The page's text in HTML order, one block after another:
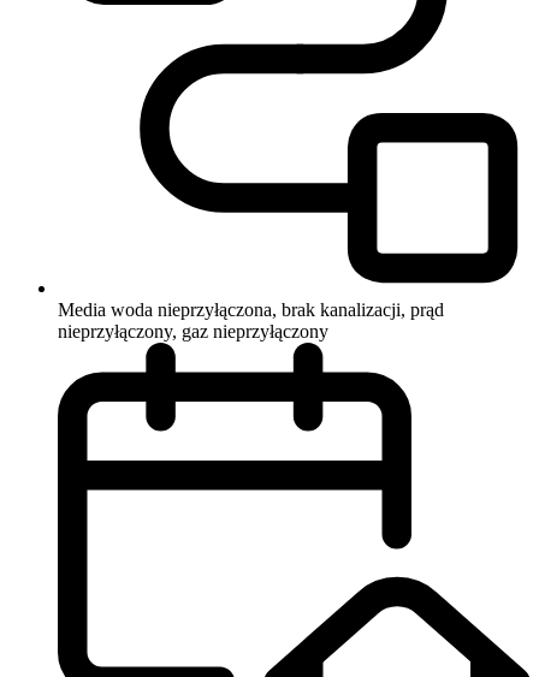
Media woda nieprzyłączona, brak kanalizacji, prąd
nieprzyłączony, gaz nieprzyłączony